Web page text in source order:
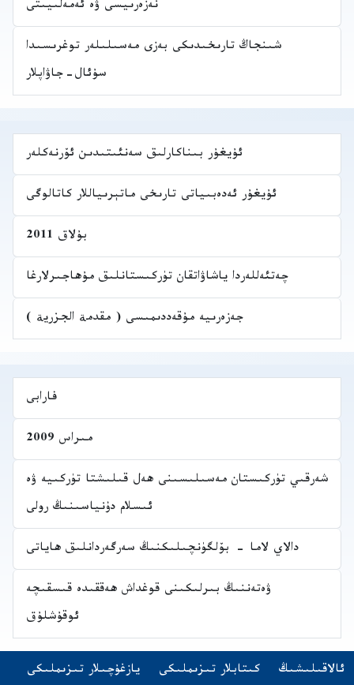
نەزەرىيسى ۋە ئەمەلىيىتى
شىنجاڭ تارىخىدىكى بەزى مەسىلىلەر توغرىسىدا
سۇئال-جاۋاپلار
ئۇيغۇر بىناكارلىق سەنئىتىدىن ئۆرنەكلەر
ئۇيغۇر ئەدەبىياتى تارىخى ماتېرىياللار كاتالوگى
بۇلاق 2011
چەتئەللەردا ياشاۋاتقان تۈركىستانلىق مۇھاجىرلارغا
جەزەرىيە مۇقەددىمىسى ( مقدمة الجزرية )
فارابى
مىراس 2009
شەرقىي تۈركىستان مەسىلىسىنى ھەل قىلىشتا تۈركىيە ۋە
ئىسلام دۇنياسىنىڭ رولى
دالاي لاما - بۆلگۈنچىلىكنىڭ سەرگەردانلىق ھاياتى
ۋەتەننىڭ بىرلىكىنى قوغداش ھەققىدە قىسقىچە
ئوقۇشلۇق
Navigation
ئالاقىلىشىڭ كىتابلار تىزىملىكى
(opens in new tab) يازغۇچىلار تىزىملىكى